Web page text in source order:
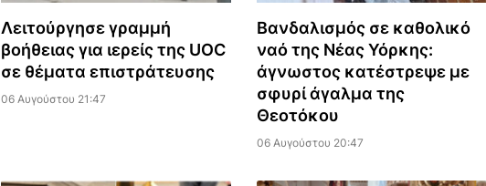
Λειτούργησε γραμμή
βοήθειας για ιερείς της UOC
σε θέματα επιστράτευσης
06 Αυγούστου 21:47
Βανδαλισμός σε καθολικό
ναό της Νέας Υόρκης:
άγνωστος κατέστρεψε με
σφυρί άγαλμα της
Θεοτόκου
06 Αυγούστου 20:47